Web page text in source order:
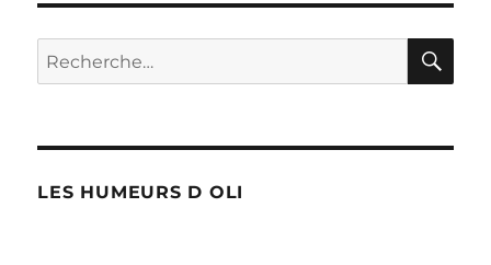
!
Recherche
pour :
LES HUMEURS D OLI